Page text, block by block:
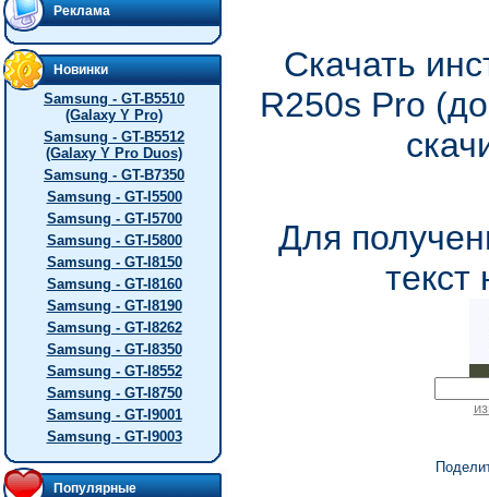
Реклама
Новинки
Samsung - GT-B5510
(Galaxy Y Pro)
Samsung - GT-B5512
(Galaxy Y Pro Duos)
Samsung - GT-B7350
Samsung - GT-I5500
Samsung - GT-I5700
Samsung - GT-I5800
Samsung - GT-I8150
Samsung - GT-I8160
Samsung - GT-I8190
Samsung - GT-I8262
Samsung - GT-I8350
Samsung - GT-I8552
Samsung - GT-I8750
Samsung - GT-I9001
Samsung - GT-I9003
Популярные
Скачать
R250s Pro
Для
текст